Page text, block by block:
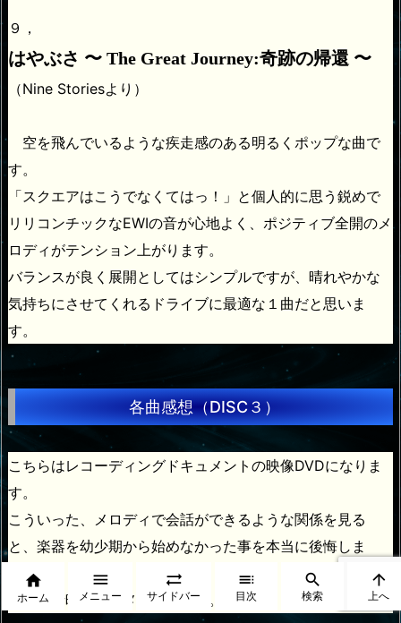
９，
はやぶさ 〜 The Great Journey:奇跡の帰還 〜
（Nine Storiesより）
空を飛んでいるような疾走感のある明るくポップな曲で
す。
「スクエアはこうでなくてはっ！」と個人的に思う鋭めで
リリコンチックなEWIの音が心地よく、ポジティブ全開のメ
ロディがテンション上がります。
バランスが良く展開としてはシンプルですが、晴れやかな
気持ちにさせてくれるドライブに最適な１曲だと思いま
す。
各曲感想（DISC３）
こちらはレコーディングドキュメントの映像DVDになりま
す。
こういった、メロディで会話ができるような関係を見る
と、楽器を幼少期から始めなかった事を本当に後悔しま
す。
本当に素晴らしいメンバーです。

ホーム

メニュー

サイドバー

目次

検索

上へ